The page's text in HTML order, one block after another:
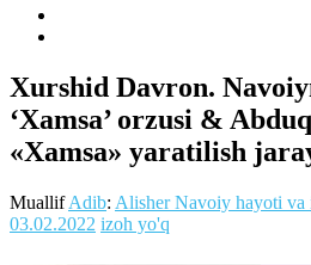
Xurshid Davron.
‘Xamsa’ orzusi &
«Xamsa» yaratilish
MuallifAdib: Alisher Navoiy hayoti va
03.02.2022 izoh yo'q